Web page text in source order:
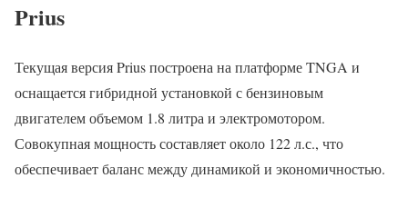
Prius
Текущая версия Prius построена на платформе TNGA и
оснащается гибридной установкой с бензиновым
двигателем объемом 1.8 литра и электромотором.
Совокупная мощность составляет около 122 л.с., что
обеспечивает баланс между динамикой и экономичностью.